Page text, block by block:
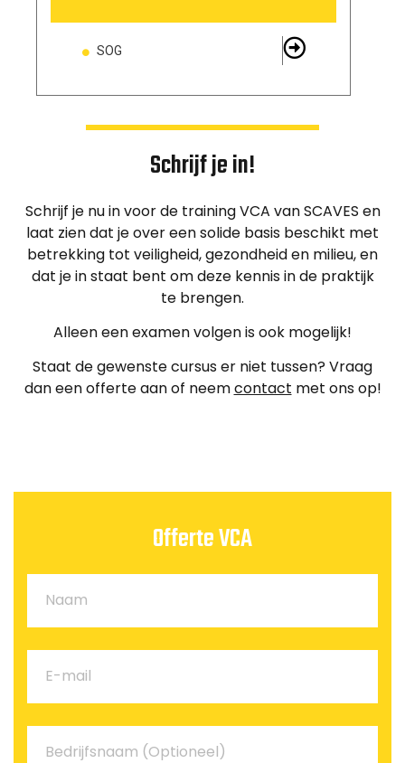
SOG
Schrijf je in!
Schrijf je nu in voor de training VCA van SCAVES en
laat zien dat je over een solide basis beschikt met
betrekking tot veiligheid, gezondheid en milieu, en
dat je in staat bent om deze kennis in de praktijk
te brengen.
Alleen een examen volgen is ook mogelijk!
Staat de gewenste cursus er niet tussen? Vraag
dan een offerte aan of neemcontact met ons op!
Offerte VCA